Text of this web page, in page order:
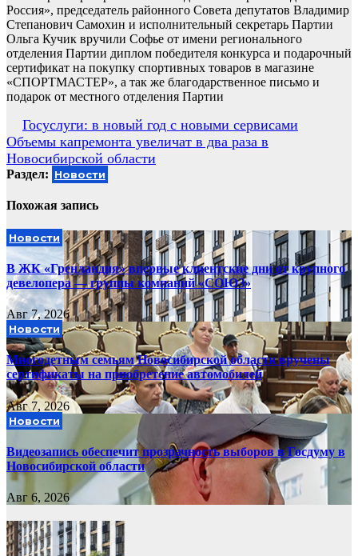
Россия», председатель районного Совета депутатов Владимир
Степанович Самохин и исполнительный секретарь Партии
Ольга Кучик вручили Софье от имени регионального
отделения Партии диплом победителя конкурса и подарочный
сертификат на покупку спортивных товаров в магазине
«СПОРТМАСТЕР», а так же благодарственное письмо и
подарок от местного отделения Партии
Навигация
по
записям
Госуслуги: в новый год с новыми сервисами
Объемы капремонта увеличат в два раза в
Новосибирской области
Раздел: Новости
Похожая запись
Новости
В ЖК «Гренландия» впервые клиентские дни от крупного
девелопера — группы компаний «СОЮЗ»
Авг 7, 2026
Новости
Многодетным семьям Новосибирской области вручены
сертификаты на приобретение автомобилей
Авг 7, 2026
Новости
Видеозапись обеспечит прозрачность выборов в Госдуму в
Новосибирской области
Авг 6, 2026